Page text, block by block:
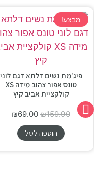
מבצע!
פיג'מת נשים דלתא דגם לוני
טונס אפור צהוב מידה XS
קולקציית אביב קיץ
₪159.90
₪69.00
הוספה לסל